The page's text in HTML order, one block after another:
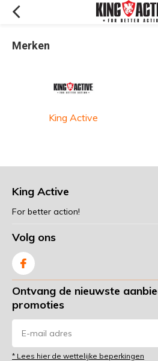
Merken
King Active
King Active
For better action!
Volg ons
Ontvang de nieuwste
promoties
* Lees hier de wettelijke beperkingen